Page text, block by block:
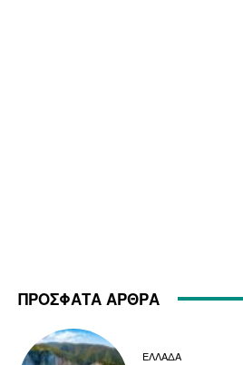
ΠΡΟΣΦΑΤΑ ΑΡΘΡΑ
ΕΛΛΑΔΑ